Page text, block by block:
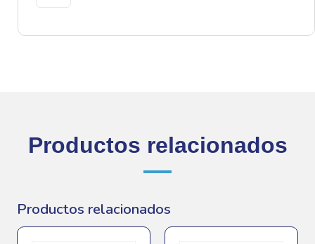
150V
Productos relacionados
Productos relacionados